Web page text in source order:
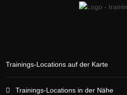
Trainings-Locations auf der Karte
Trainings-Locations in der Nähe